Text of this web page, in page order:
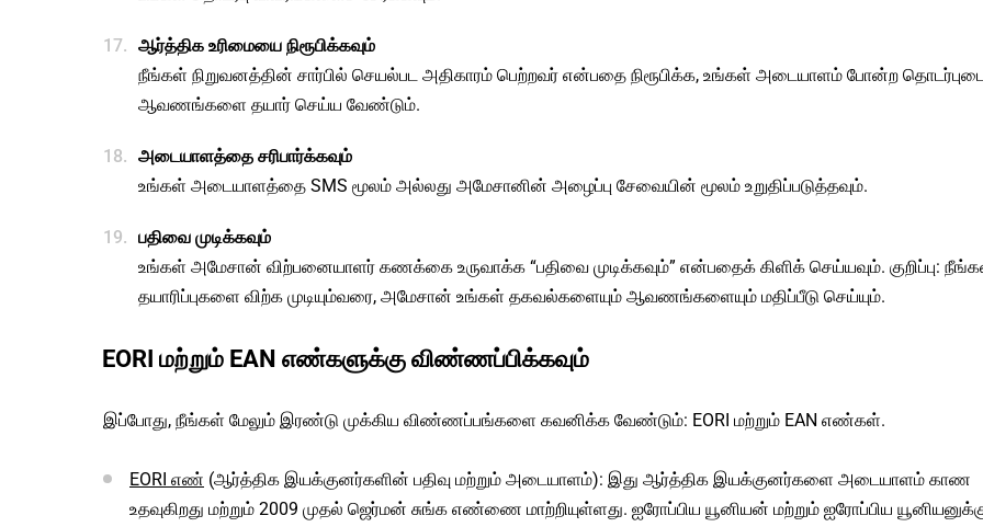
ஆர்த்திக உரிமையை நிரூபிக்கவும்
நீங்கள் நிறுவனத்தின் சார்பில் செயல்பட அதிகாரம் பெற்றவர் என்பதை நிரூபிக்க, உங்கள் அடையாளம் போன்ற
ஆவணங்களை தயார் செய்ய வேண்டும்.
அடையாளத்தை சரிபார்க்கவும்
உங்கள் அடையாளத்தை SMS மூலம் அல்லது அமேசானின் அழைப்பு சேவையின் மூலம் உறுதிப்படுத்தவும்.
பதிவை முடிக்கவும்
உங்கள் அமேசான் விற்பனையாளர் கணக்கை உருவாக்க “பதிவை முடிக்கவும்” என்பதைக் கிளிக் செய்யவும். குறிப்பு:
தயாரிப்புகளை விற்க முடியும்வரை, அமேசான் உங்கள் தகவல்களையும் ஆவணங்களையும் மதிப்பீடு செய்யும்.
EORI மற்றும் EAN எண்களுக்கு விண்ணப்பிக்கவும்
இப்போது, நீங்கள் மேலும் இரண்டு முக்கிய விண்ணப்பங்களை கவனிக்க வேண்டும்: EORI மற்றும் EAN எண்கள்.
EORI எண் (ஆர்த்திக இயக்குனர்களின் பதிவு மற்றும் அடையாளம்): இது ஆர்த்திக இயக்குனர்களை அடையாளம் காண
உதவுகிறது மற்றும் 2009 முதல் ஜெர்மன் சுங்க எண்ணை மாற்றியுள்ளது. ஐரோப்பிய யூனியன் மற்றும் ஐரோப்பிய